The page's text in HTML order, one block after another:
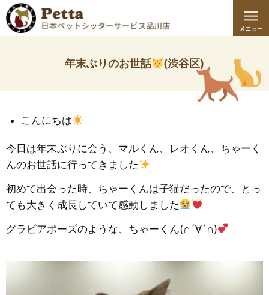
年末ぶりのお世話 (渋谷区)
こんにちは
今日は年末ぶりに会う、マルくん、レオくん、ちゃーく
んのお世話に行ってきました
初めて出会った時、ちゃーくんは子猫だったので、とっ
ても大きく成長していて感動しました
グラビアポーズのような、ちゃーくん(∩´∀`∩)